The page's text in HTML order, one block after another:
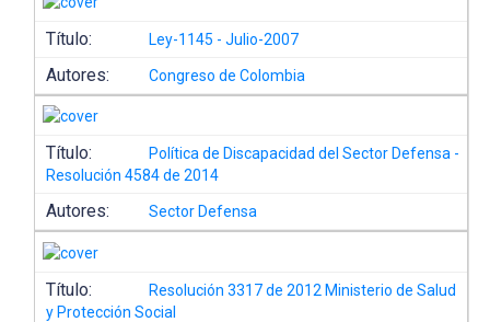
Título: Ley-1145 - Julio-2007
Autores: Congreso de Colombia
Título:
Política de Discapacidad del Sector Defensa -
Resolución 4584 de 2014
Autores: Sector Defensa
Título:
Resolución 3317 de 2012 Ministerio de Salud
y Protección Social